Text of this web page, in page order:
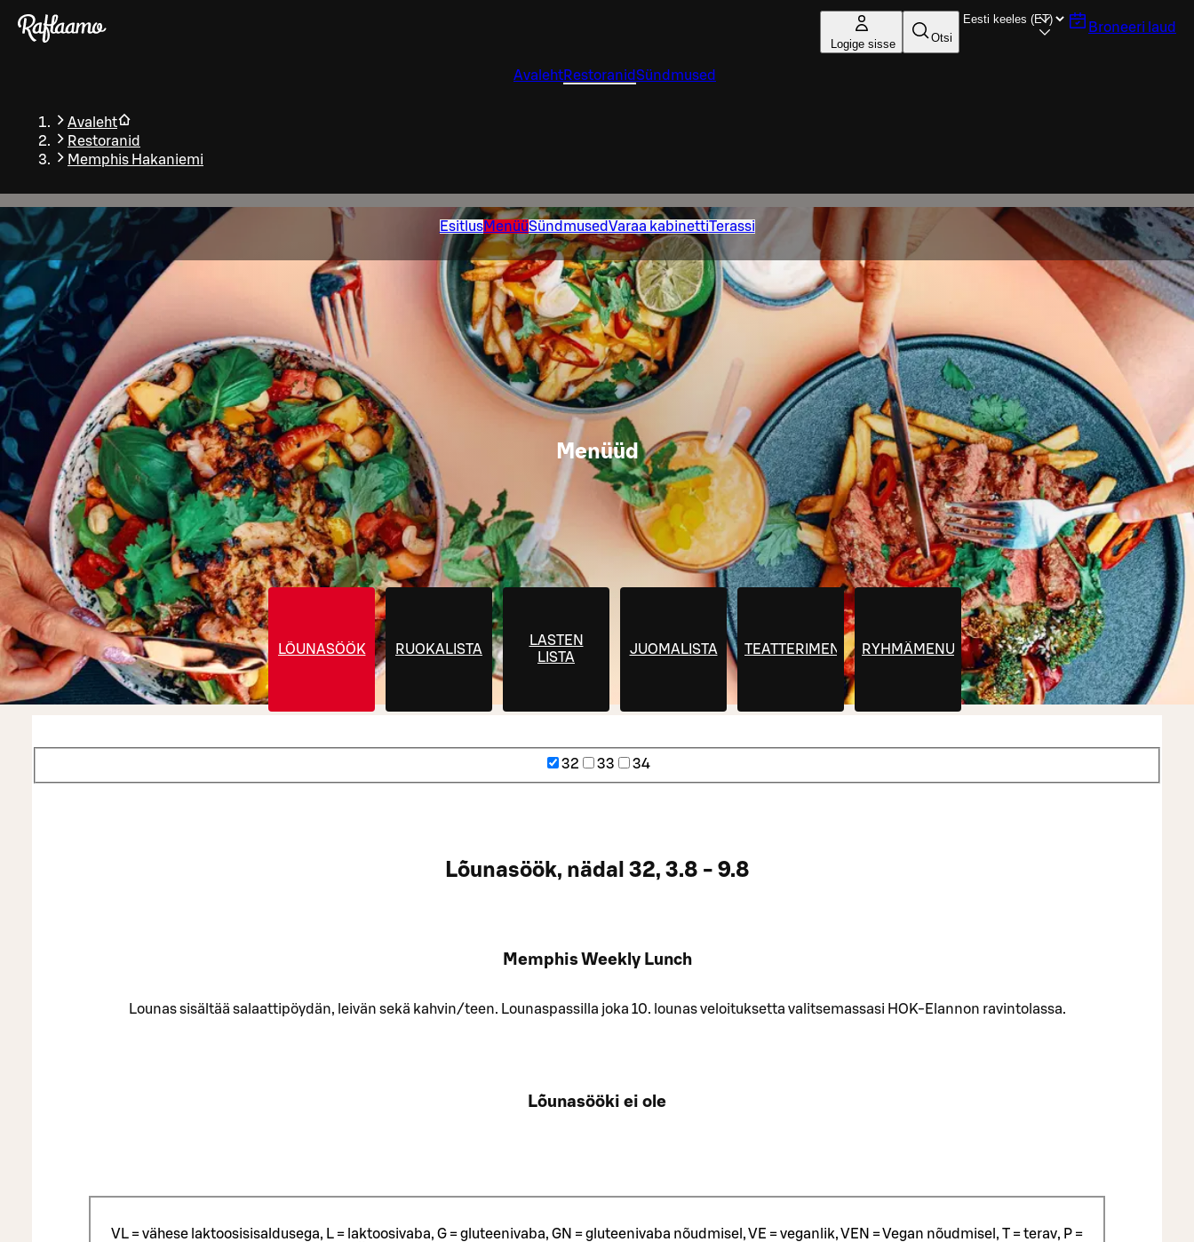
Liigu peamise sisu juurde
Logige sisse Otsi
Broneeri laud
AvalehtRestoranidSündmused
Avaleht
Restoranid
Memphis Hakaniemi
EsitlusMenüüSündmusedVaraa kabinettiTerassi
Menüüd
LÕUNASÖÖK RUOKALISTA
LASTEN
LISTA
JUOMALISTA TEATTERIMENU RYHMÄMENU
32 33 34
Lõunasöök, nädal 32, 3.8 - 9.8
Memphis Weekly Lunch
Lounas sisältää salaattipöydän, leivän sekä kahvin/teen. Lounaspassilla joka 10. lounas veloituksetta valitsemassasi HOK-Elannon ravintolassa.
Lõunasööki ei ole
VL = vähese laktoosisisaldusega, L = laktoosivaba, G = gluteenivaba, GN = gluteenivaba nõudmisel, VE = veganlik, VEN = Vegan nõudmisel, T = terav, P =